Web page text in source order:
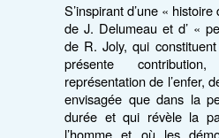
S’inspirant d’une «
de J. Delumeau et d’ «
de R. Joly, qui
présente
représentation de l’enfer,
envisagée que dans la
durée et qui révèle la
l’homme et où les